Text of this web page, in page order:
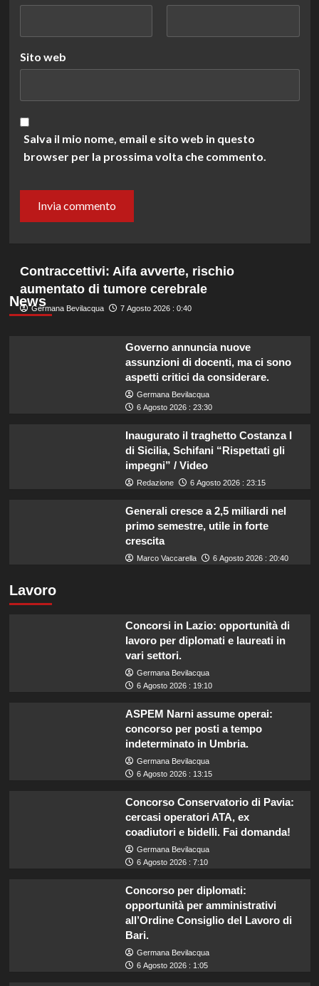
Sito web
Salva il mio nome, email e sito web in questo
browser per la prossima volta che commento.
News
Contraccettivi: Aifa avverte, rischio
aumentato di tumore cerebrale
Germana Bevilacqua 7 Agosto 2026 : 0:40
Governo annuncia nuove
assunzioni di docenti, ma ci sono
aspetti critici da considerare.
Germana Bevilacqua
6 Agosto 2026 : 23:30
Inaugurato il traghetto Costanza I
di Sicilia, Schifani “Rispettati gli
impegni” / Video
Redazione 6 Agosto 2026 : 23:15
Generali cresce a 2,5 miliardi nel
primo semestre, utile in forte
crescita
Marco Vaccarella 6 Agosto 2026 : 20:40
Lavoro
Concorsi in Lazio: opportunità di
lavoro per diplomati e laureati in
vari settori.
Germana Bevilacqua
6 Agosto 2026 : 19:10
ASPEM Narni assume operai:
concorso per posti a tempo
indeterminato in Umbria.
Germana Bevilacqua
6 Agosto 2026 : 13:15
Concorso Conservatorio di Pavia:
cercasi operatori ATA, ex
coadiutori e bidelli. Fai domanda!
Germana Bevilacqua
6 Agosto 2026 : 7:10
Concorso per diplomati:
opportunità per amministrativi
all’Ordine Consiglio del Lavoro di
Bari.
Germana Bevilacqua
6 Agosto 2026 : 1:05